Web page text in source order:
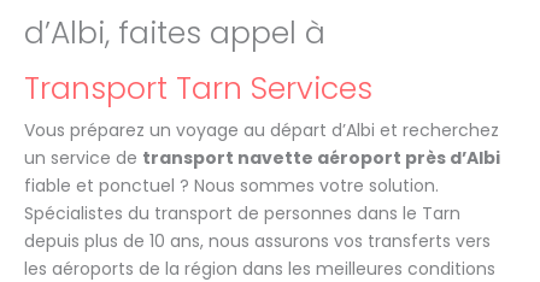
d’Albi, faites appel à
Transport Tarn Services
Vous préparez un voyage au départ d’Albi et recherchez
un service de transport navette aéroport près d’Albi
fiable et ponctuel ? Nous sommes votre solution.
Spécialistes du transport de personnes dans le Tarn
depuis plus de 10 ans, nous assurons vos transferts vers
les aéroports de la région dans les meilleures conditions